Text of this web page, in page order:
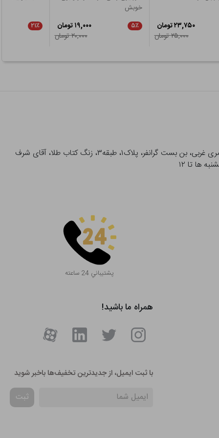
۲۳,۷۵۰ تومان
۲۵,۰۰۰ تومان
خوبش
۵٪
۱۹,۰۰۰ تومان
۲۰,۰۰۰ تومان
۲۱٪
آدرس تحویل حضوری سفارشات: میدان انقلاب، خیابان انقلاب، خیابان ۱۲ فروردین، خیابان شهدای ژاندارمری غربی، بن بست گرانفر، پلاک۱، طبقه۳، زنگ کتاب طلا، آقای شرف
پشتيباني 24 ساعته
همراه ما باشید!
با ثبت ایمیل، از جدید‌ترین تخفیف‌ها با‌خبر شوید
ثبت